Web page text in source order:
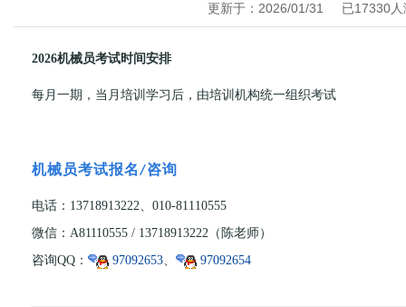
更新于：2026/01/31 已17330人
2026机械员考试时间安排
每月一期，当月培训学习后，由培训机构统一组织考试
机械员考试报名/咨询
电话：13718913222、010-81110555
微信：A81110555 / 13718913222（陈老师）
咨询QQ：
97092653、 97092654